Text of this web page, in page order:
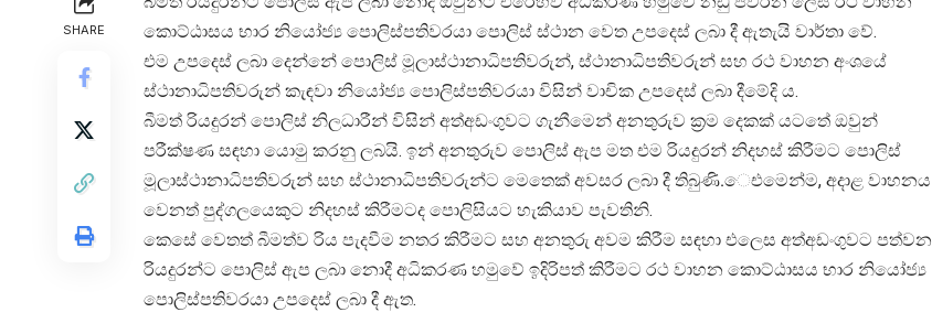
SHARE
කොට්ඨාසය භාර නියෝජ්‍ය පොලිස්පතිවරයා පොලිස් ස්ථාන වෙත උපදෙස් ලබා දී ඇතැයි වාර්තා වේ.
එම උපදෙස් ලබා දෙන්නේ පොලිස් මූලාස්ථානාධිපතිවරුන්, ස්ථානාධිපතිවරුන් සහ රථ වාහන අංශයේ
ස්ථානාධිපතිවරුන් කැඳවා නියෝජ්‍ය පොලිස්පතිවරයා විසින් වාචික උපදෙස් ලබා දීමේදි ය.
බීමත් රියදුරන් පොලිස් නිලධාරීන් විසින් අත්අඩංගුවට ගැනීමෙන් අනතුරුව ක්‍රම දෙකක් යටතේ ඔවුන්
පරීක්ෂණ සඳහා යොමු කරනු ලබයි. ඉන් අනතුරුව පොලිස් ඇප මත එම රියදුරන් නිදහස් කිරීමට පොලිස්
මූලාස්ථානාධිපතිවරුන් සහ ස්ථානාධිපතිවරුන්ට මෙතෙක් අවසර ලබා දී තිබුණි.‍ෙඑමෙන්ම, අදාළ වාහනය
වෙනත් පුද්ගලයෙකුට නිදහස් කිරීමටද පොලිසියට හැකියාව පැවතිනි.
කෙසේ වෙතත් බීමත්ව රිය පැදවීම නතර කිරීමට සහ අනතුරු අවම කිරීම සඳහා එලෙස අත්අඩංගුවට පත්වන
රියදුරන්ට පොලිස් ඇප ලබා නොදී අධිකරණ හමුවේ ඉදිරිපත් කිරීමට රථ වාහන කොට්ඨාසය භාර නියෝජ්‍ය
පොලිස්පතිවරයා උපදෙස් ලබා දී ඇත.